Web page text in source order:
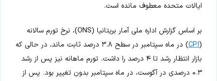
ایالات متحده معطوف مانده است.
بر اساس گزارش اداره ملی آمار بریتانیا (ONS)، نرخ تورم سالانه
(
CPI
) در ماه سپتامبر در سطح ۳.۸ درصد ثابت ماند، در حالی که
بازار انتظار رشد تا ۴ درصد را داشت. تورم ماهانه نیز پس از رشد
۰.۳ درصدی در آگوست، در ماه سپتامبر بدون تغییر بود. پس از